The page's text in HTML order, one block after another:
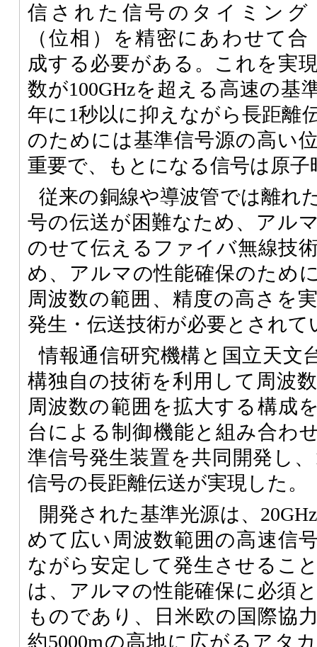
信された信号のタイミング
（位相）を精密にあわせて合
成する必要がある。これを実
数が100GHzを超える高速の基
年に1秒以に抑えながら長距離
のためには基準信号源の高い
重要で、もとになる信号は原
従来の銅線や導波管では離れ
号の伝送が困難なため、アル
のせて伝えるファイバ無線技
め、アルマの性能確保のため
周波数の範囲、精度の高さを
発生・伝送技術が必要とされて
情報通信研究機構と国立天文
構独自の技術を利用して周波
周波数の範囲を拡大する構成
台による制御機能と組み合わ
準信号発生装置を共同開発し
信号の長距離伝送が実現した。
開発された基準光源は、
めて広い周波数範囲の高速信
ながら安定して発生させるこ
は、アルマの性能確保に必須
ものであり、日米欧の国際協
約5000mの高地に広がるアタ